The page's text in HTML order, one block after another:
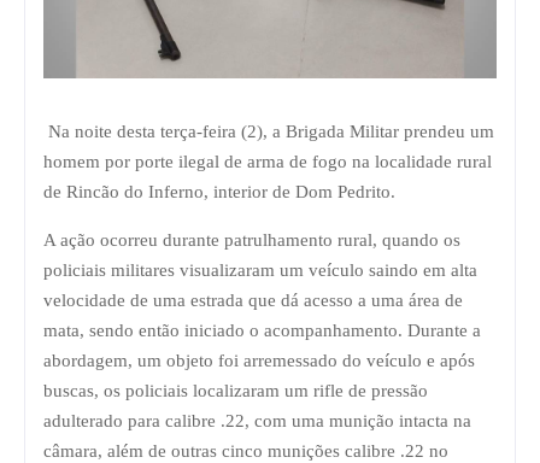
Na noite desta terça-feira (2), a Brigada Militar prendeu um
homem por porte ilegal de arma de fogo na localidade rural
de Rincão do Inferno, interior de Dom Pedrito.
A ação ocorreu durante patrulhamento rural, quando os
policiais militares visualizaram um veículo saindo em alta
velocidade de uma estrada que dá acesso a uma área de
mata, sendo então iniciado o acompanhamento. Durante a
abordagem, um objeto foi arremessado do veículo e após
buscas, os policiais localizaram um rifle de pressão
adulterado para calibre .22, com uma munição intacta na
câmara, além de outras cinco munições calibre .22 no